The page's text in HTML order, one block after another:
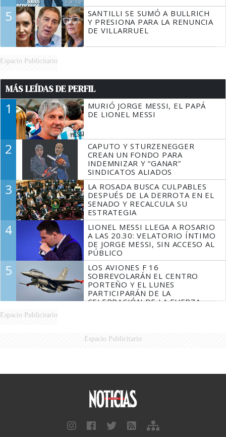
5
SANTILLI SE SUMÓ A BULLRICH
Y PRESIONA PARA LA RENUNCIA
DE VILLARRUEL
Espacio Publicitario
MÁS LEÍDAS DE PERFIL
1
MURIÓ JORGE MESSI, EL PAPÁ
DE LIONEL MESSI
2
CAPUTO Y STURZENEGGER
CREAN UN FONDO PARA
INDEMNIZAR Y “GANAR”
SINDICATOS ALIADOS
3
LA ROSADA BUSCA CULPABLES
DESPUÉS DE LA DERROTA EN EL
SENADO Y RECALCULA SU
ESTRATEGIA
4
LIONEL MESSI LLEGA A ROSARIO
A LAS 20.30: VELATORIO ÍNTIMO
DE JORGE MESSI, SIN ACCESO AL
PÚBLICO
5
LOS AVIONES F 16
SOBREVOLARÁN EL CENTRO
PORTEÑO Y EL LUNES
PARTICIPARÁN DE LA
CELEBRACIÓN DE LA FUERZA
Espacio Publicitario
Espacio Publicitario